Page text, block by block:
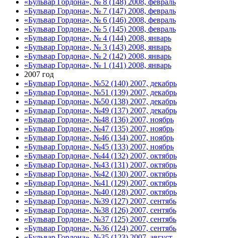
«Бульвар Гордона», № 7 (147) 2008, февраль
«Бульвар Гордона», № 6 (146) 2008, февраль
«Бульвар Гордона», № 5 (145) 2008, февраль
«Бульвар Гордона», № 4 (144) 2008, январь
«Бульвар Гордона», № 3 (143) 2008, январь
«Бульвар Гордона», № 2 (142) 2008, январь
«Бульвар Гордона», № 1 (141) 2008, январь
2007 год
«Бульвар Гордона», №52 (140) 2007, декабрь
«Бульвар Гордона», №51 (139) 2007, декабрь
«Бульвар Гордона», №50 (138) 2007, декабрь
«Бульвар Гордона», №49 (137) 2007, декабрь
«Бульвар Гордона», №48 (136) 2007, ноябрь
«Бульвар Гордона», №47 (135) 2007, ноябрь
«Бульвар Гордона», №46 (134) 2007, ноябрь
«Бульвар Гордона», №45 (133) 2007, ноябрь
«Бульвар Гордона», №44 (132) 2007, октябрь
«Бульвар Гордона», №43 (131) 2007, октябрь
«Бульвар Гордона», №42 (130) 2007, октябрь
«Бульвар Гордона», №41 (129) 2007, октябрь
«Бульвар Гордона», №40 (128) 2007, октябрь
«Бульвар Гордона», №39 (127) 2007, сентябь
«Бульвар Гордона», №38 (126) 2007, сентябь
«Бульвар Гордона», №37 (125) 2007, сентябь
«Бульвар Гордона», №36 (124) 2007, сентябь